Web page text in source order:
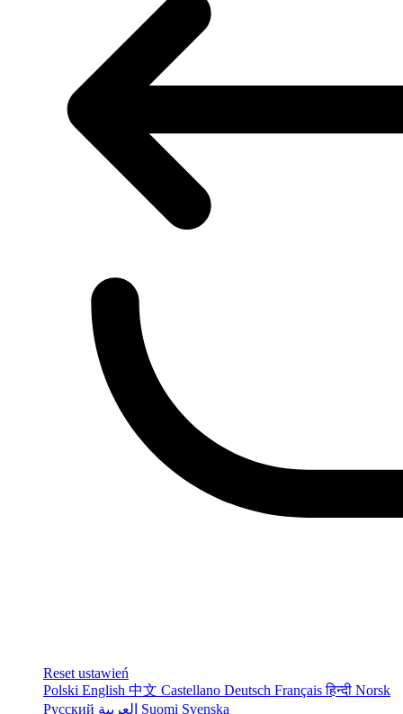
Reset ustawień
Polski English 中文 Castellano Deutsch Françaisहिन्दी Norsk
Русский
Suomi Svenska